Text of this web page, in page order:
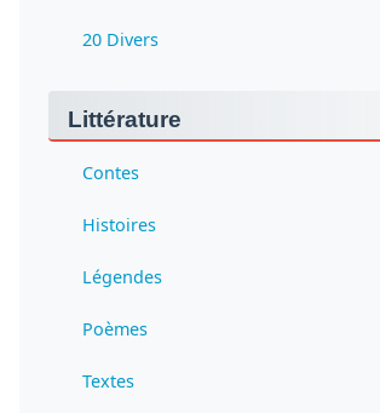
20 Divers
Littérature
Contes
Histoires
Légendes
Poèmes
Textes